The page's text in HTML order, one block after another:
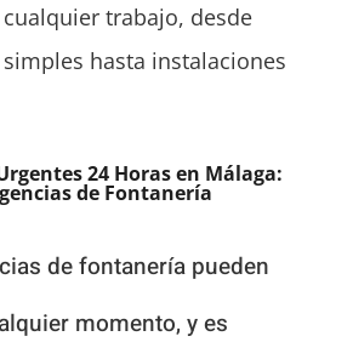
trabajo, desde
hasta instalaciones
24 Horas en Málaga:
de Fontanería
de fontanería pueden
momento, y es